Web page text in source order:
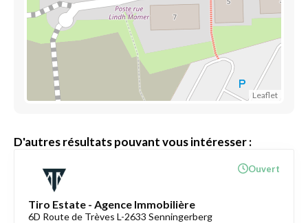
Leaflet
D'autres résultats pouvant vous intéresser :
Tiro Estate - Agence Immobilière
6D Route de Trèves L-2633 Senningerberg
Ouvert